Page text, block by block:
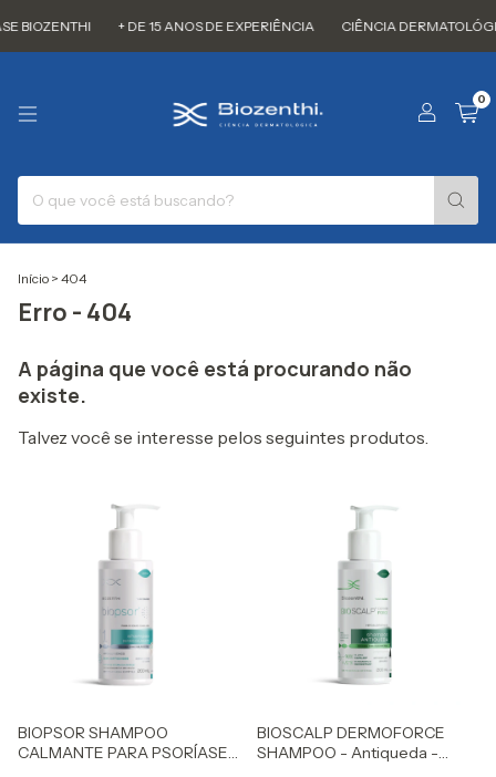
BIOZENTHI + DE 15 ANOS DE EXPERIÊNCIA CIÊNCIA
0
Início > 404
Erro - 404
A página que você está procurando não
existe.
Talvez você se interesse pelos seguintes produtos.
BIOPSOR SHAMPOO
CALMANTE PARA PSORÍASE
BIOSCALP DERMOFORCE
SHAMPOO - Antiqueda -